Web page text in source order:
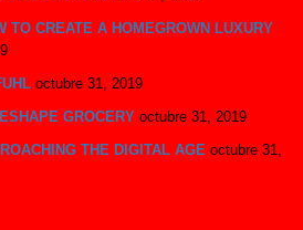
TO CREATE A HOMEGROWN LUXURY
octubre 31, 2019
GROCERY octubre 31, 2019
THE DIGITAL AGE octubre 31,